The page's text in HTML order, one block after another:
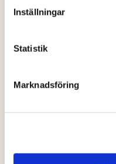
Inställningar
Statistik
Marknadsföring
Johanna Allhorn
Publicerad: 22 dec 2025, 11:54